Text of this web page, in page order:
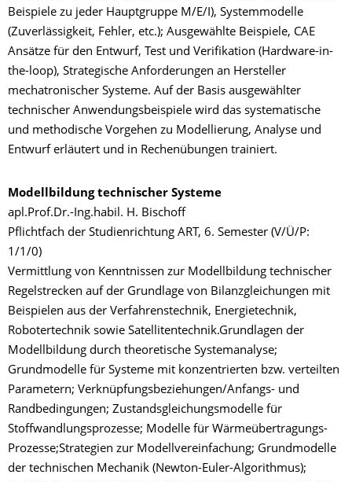
Beispiele zu jeder Hauptgruppe M/E/I), Systemmodelle
(Zuverlässigkeit, Fehler, etc.); Ausgewählte Beispiele, CAE
Ansätze für den Entwurf, Test und Verifikation (Hardware-in-
the-loop), Strategische Anforderungen an Hersteller
mechatronischer Systeme. Auf der Basis ausgewählter
technischer Anwendungsbeispiele wird das systematische
und methodische Vorgehen zu Modellierung, Analyse und
Entwurf erläutert und in Rechenübungen trainiert.
Modellbildung technischer Systeme
apl.Prof.Dr.-Ing.habil. H. Bischoff
Pflichtfach der Studienrichtung ART, 6. Semester (V/Ü/P:
1/1/0)
Vermittlung von Kenntnissen zur Modellbildung technischer
Regelstrecken auf der Grundlage von Bilanzgleichungen mit
Beispielen aus der Verfahrenstechnik, Energietechnik,
Robotertechnik sowie Satellitentechnik.Grundlagen der
Modellbildung durch theoretische Systemanalyse;
Grundmodelle für Systeme mit konzentrierten bzw. verteilten
Parametern; Verknüpfungsbeziehungen/Anfangs- und
Randbedingungen; Zustandsgleichungsmodelle für
Stoffwandlungsprozesse; Modelle für Wärmeübertragungs-
Prozesse;Strategien zur Modellvereinfachung; Grundmodelle
der technischen Mechanik (Newton-Euler-Algorithmus);